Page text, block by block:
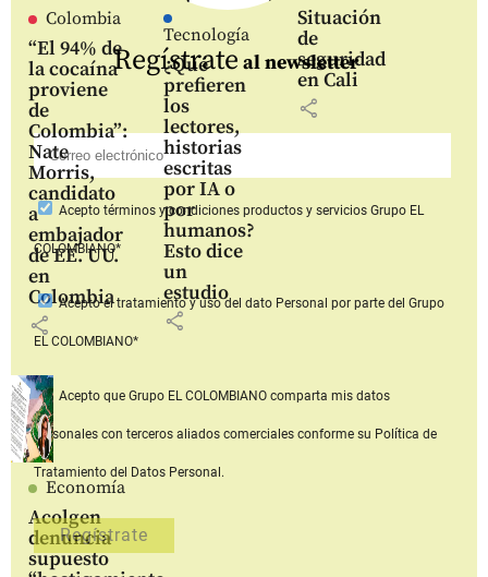
Colombia
“El 94% de
la cocaína
proviene
de
Colombia”:
Nate
Morris,
candidato
a
embajador
de EE. UU.
en
Colombia
share
Tecnología
¿Qué
prefieren
los
lectores,
historias
escritas
por IA o
por
humanos?
Esto dice
un
estudio
share
Situación
de
seguridad
en Cali
share
Economía
Acolgen
denuncia
supuesto
Regístrate al newsletter
Aceptotérminos y condiciones productos y serviciosGrupo EL
COLOMBIANO*
Aceptoel tratamiento y uso del dato Personal por parte del Grupo
EL COLOMBIANO*
Acepto que Grupo EL COLOMBIANOcomparta mis datos
personales con terceros aliados comerciales conforme su Política de
Tratamiento del Datos Personal.